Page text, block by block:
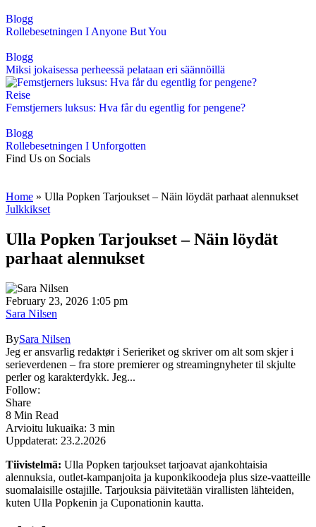
Blogg
Rollebesetningen I Anyone But You
Blogg
Miksi jokaisessa perheessä pelataan eri säännöillä
Reise
Femstjerners luksus: Hva får du egentlig for pengene?
Blogg
Rollebesetningen I Unforgotten
Find Us on Socials
Home » Ulla Popken Tarjoukset – Näin löydät parhaat alennukset
Julkkikset
Ulla Popken Tarjoukset – Näin löydät
parhaat alennukset
February 23, 2026 1:05 pm
Sara Nilsen
BySara Nilsen
Jeg er ansvarlig redaktør i Serieriket og skriver om alt som skjer i
serieverdenen – fra store premierer og streamingnyheter til skjulte
perler og karakterdykk. Jeg...
Follow:
Share
8 Min Read
Arvioitu lukuaika: 3 min
Uppdaterat: 23.2.2026
Tiivistelmä: Ulla Popken tarjoukset tarjoavat ajankohtaisia
alennuksia, outlet-kampanjoita ja kuponkikoodeja plus size-vaatteille
suomalaisille ostajille. Tarjouksia päivitetään virallisten lähteiden,
kuten Ulla Popkenin ja Cuponationin kautta.